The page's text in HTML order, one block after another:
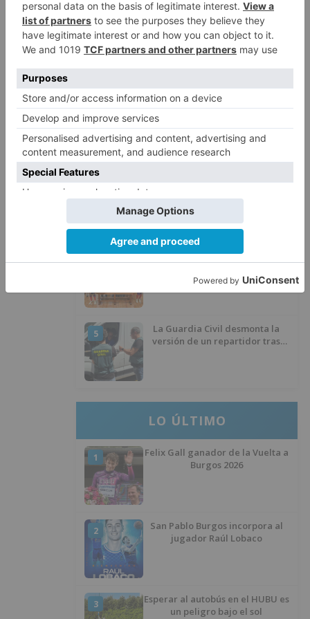
LO + VISTO
1
Fallece un ciclista en Burgos tras
avisar otro conductor que se
2
Villatoro da el primer paso para
dejar atrás su aislamiento con el
inicio de la senda peatonal y
ciclista
3
Un hombre de 80 años resulta
herido en Burgos tras la colisión
entre un turismo y un camión
4
La provincia de Burgos celebra
5
La Guardia Civil desmonta la
versión de un repartidor tras
LO ÚLTIMO
1
Felix Gall ganador de la Vuelta a
Burgos 2026
2
San Pablo Burgos incorpora al
jugador Raúl Lobaco
3
Esperar al autobús en el HUBU es
un peligro bajo el sol